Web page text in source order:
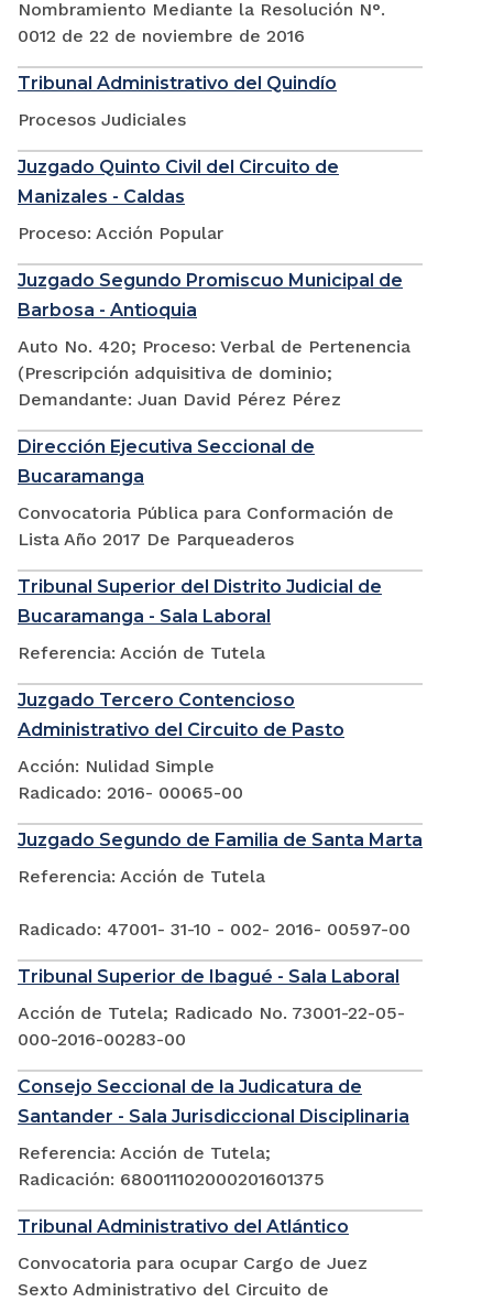
Nombramiento Mediante la Resolución N°.
0012 de 22 de noviembre de 2016
Tribunal Administrativo del Quindío
Procesos Judiciales
Juzgado Quinto Civil del Circuito de
Manizales - Caldas
Proceso: Acción Popular
Juzgado Segundo Promiscuo Municipal de
Barbosa - Antioquia
Auto No. 420; Proceso: Verbal de Pertenencia
(Prescripción adquisitiva de dominio;
Demandante: Juan David Pérez Pérez
Dirección Ejecutiva Seccional de
Bucaramanga
Convocatoria Pública para Conformación de
Lista Año 2017 De Parqueaderos
Tribunal Superior del Distrito Judicial de
Bucaramanga - Sala Laboral
Referencia: Acción de Tutela
Juzgado Tercero Contencioso
Administrativo del Circuito de Pasto
Acción: Nulidad Simple
Radicado: 2016- 00065-00
Juzgado Segundo de Familia de Santa Marta
Referencia: Acción de Tutela
Radicado: 47001- 31-10 - 002- 2016- 00597-00
Tribunal Superior de Ibagué - Sala Laboral
Acción de Tutela; Radicado No. 73001-22-05-
000-2016-00283-00
Consejo Seccional de la Judicatura de
Santander - Sala Jurisdiccional Disciplinaria
Referencia: Acción de Tutela;
Radicación: 680011102000201601375
Tribunal Administrativo del Atlántico
Convocatoria para ocupar Cargo de Juez
Sexto Administrativo del Circuito de